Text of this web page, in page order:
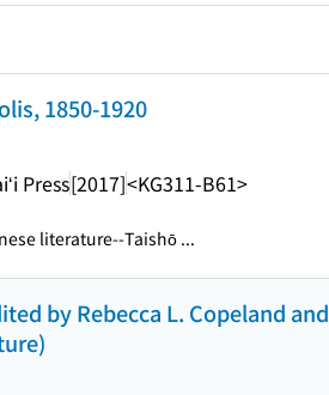
1850-1920
Press[2017]<KG311-B61>
literature--Taishō ...
by Rebecca L. Copeland and